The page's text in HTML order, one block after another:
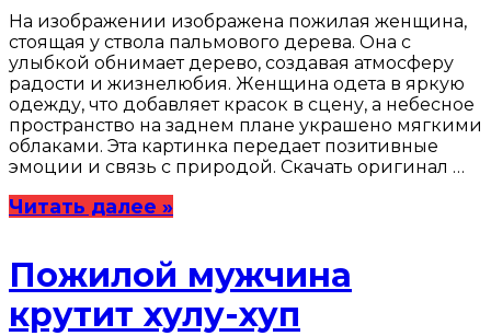
На изображении изображена пожилая женщина,
стоящая у ствола пальмового дерева. Она с
улыбкой обнимает дерево, создавая атмосферу
радости и жизнелюбия. Женщина одета в яркую
одежду, что добавляет красок в сцену, а небесное
пространство на заднем плане украшено мягкими
облаками. Эта картинка передает позитивные
эмоции и связь с природой. Скачать оригинал …
Читать далее »
Пожилой мужчина
крутит хулу-хуп